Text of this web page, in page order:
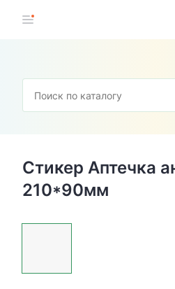
Стикер Аптечка
210*90мм